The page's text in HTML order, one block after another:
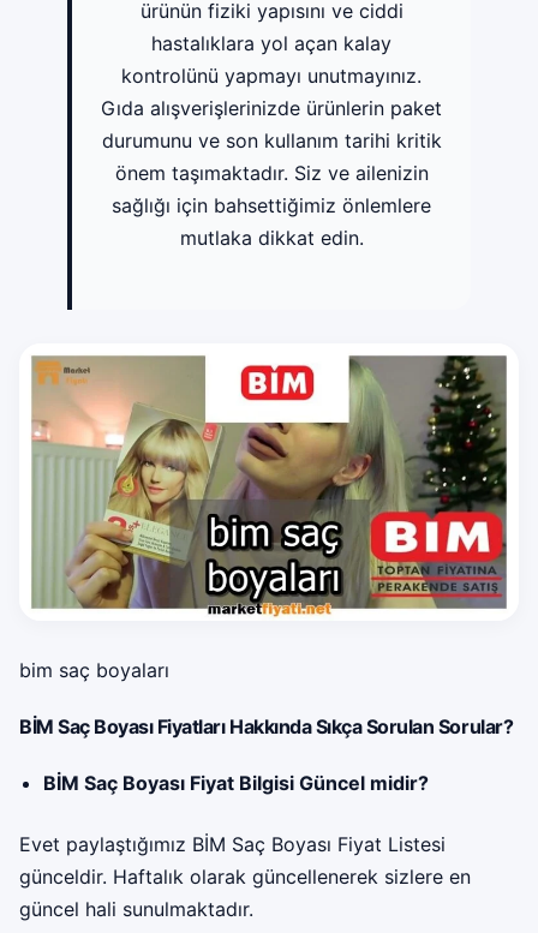
ürünün fiziki yapısını ve ciddi
hastalıklara yol açan kalay
kontrolünü yapmayı unutmayınız.
Gıda alışverişlerinizde ürünlerin paket
durumunu ve son kullanım tarihi kritik
önem taşımaktadır. Siz ve ailenizin
sağlığı için bahsettiğimiz önlemlere
mutlaka dikkat edin.
bim saç boyaları
BİM Saç Boyası Fiyatları Hakkında Sıkça Sorulan Sorular?
BİM Saç Boyası Fiyat Bilgisi Güncel midir?
Evet paylaştığımız BİM Saç Boyası Fiyat Listesi
günceldir. Haftalık olarak güncellenerek sizlere en
güncel hali sunulmaktadır.